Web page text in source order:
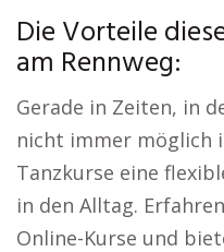
Die Vorteile
am Rennweg:
Gerade in Zeiten, in
nicht immer möglich
Tanzkurse eine
in den Alltag.
Online-Kurse und